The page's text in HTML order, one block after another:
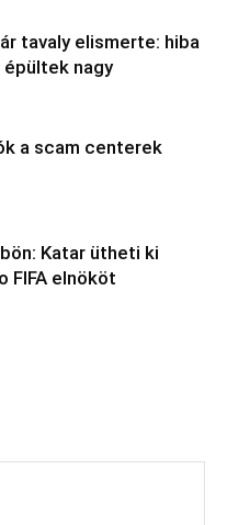
tavaly elismerte: hiba
épültek nagy
a scam centerek
Katar ütheti ki
FIFA elnököt